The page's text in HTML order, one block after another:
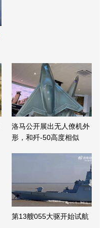
洛马公开展出无人僚机外
形，和歼-50高度相似
第13艘055大驱开始试航